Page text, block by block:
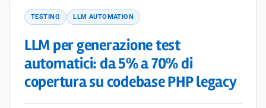
TESTING LLM AUTOMATION
LLM per generazione test
automatici: da 5% a 70% di
copertura su codebase PHP legacy